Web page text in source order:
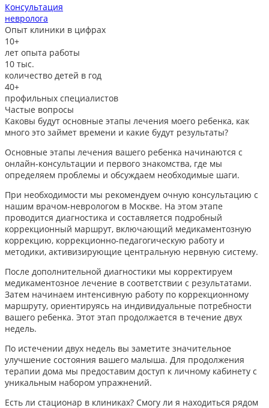
Консультация
невролога
Опыт клиники в цифрах
10+
лет опыта работы
10 тыс.
количество детей в год
40+
профильных специалистов
Частые вопросы
Каковы будут основные этапы лечения моего ребенка, как
много это займет времени и какие будут результаты?
Основные этапы лечения вашего ребенка начинаются с
онлайн-консультации и первого знакомства, где мы
определяем проблемы и обсуждаем необходимые шаги.
При необходимости мы рекомендуем очную консультацию с
нашим врачом-неврологом в Москве. На этом этапе
проводится диагностика и составляется подробный
коррекционный маршрут, включающий медикаментозную
коррекцию, коррекционно-педагогическую работу и
методики, активизирующие центральную нервную систему.
После дополнительной диагностики мы корректируем
медикаментозное лечение в соответствии с результатами.
Затем начинаем интенсивную работу по коррекционному
маршруту, ориентируясь на индивидуальные потребности
вашего ребенка. Этот этап продолжается в течение двух
недель.
По истечении двух недель вы заметите значительное
улучшение состояния вашего малыша. Для продолжения
терапии дома мы предоставим доступ к личному кабинету с
уникальным набором упражнений.
Есть ли стационар в клиниках? Смогу ли я находиться рядом